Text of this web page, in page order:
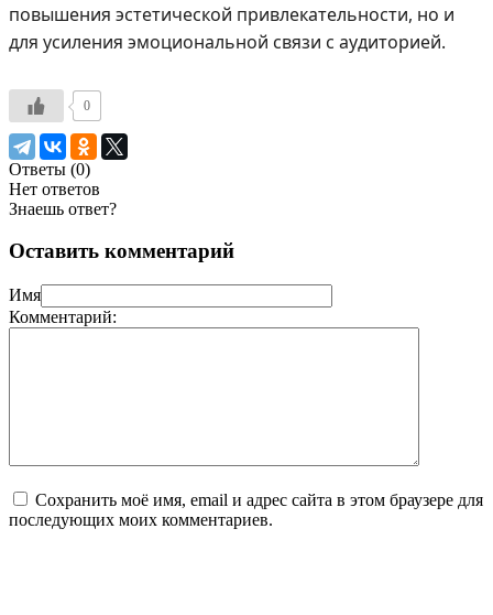
повышения эстетической привлекательности, но и
для усиления эмоциональной связи с аудиторией.
0
Ответы (0)
Нет ответов
Знаешь ответ?
Оставить комментарий
Имя
Комментарий:
Сохранить моё имя, email и адрес сайта в этом браузере для
последующих моих комментариев.